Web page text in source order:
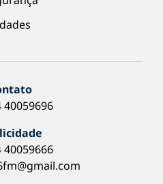
40059696
40059666